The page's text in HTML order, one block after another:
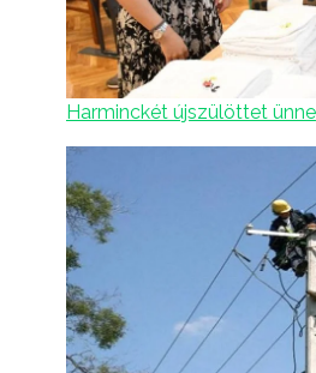
Harminckét újszülöttet